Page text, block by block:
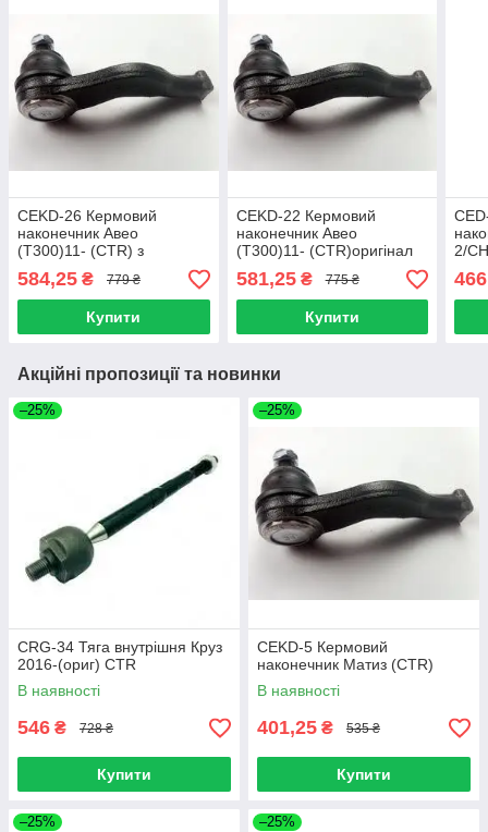
CEKD-26 Кермовий
наконечник Авео
(T300)11- (CTR) з
гідроусил
584,25 ₴ 779 ₴
Купити
CEKD-22 Кермовий
наконечник Авео
(T300)11- (CTR)оригінал
(електроусил)
581,25₴ 775 ₴
Купити
2/
87-
Акційні пропозиції та новинки
–25%
CRG-34 Тяга внутрішня Круз
2016-(ориг) CTR
В наявності
546 ₴ 728 ₴
Купити
–25%
CEKD-5 Кермовий
наконечник Матиз (CTR)
В наявності
401,25 ₴ 535 ₴
Купити
–25% –25%